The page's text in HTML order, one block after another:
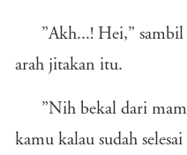
”Akh...! Hei,”
arah jitakan itu.
”Nih bekal dari
kamu kalau sudah